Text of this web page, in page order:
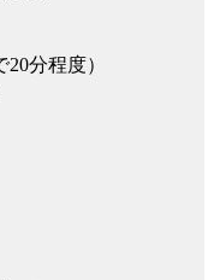
分程度）